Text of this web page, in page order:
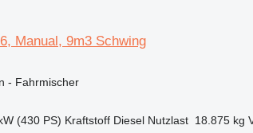
Manual, 9m3 Schwing
- Fahrmischer
(430 PS) Kraftstoff Diesel Nutzlast 18.875 kg